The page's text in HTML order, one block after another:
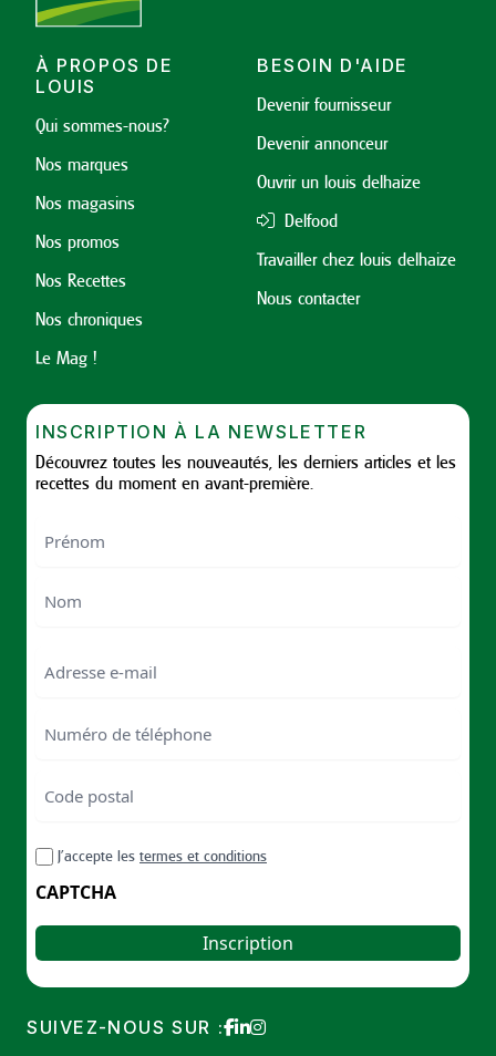
À PROPOS DE
LOUIS
Qui sommes-nous?
Nos marques
Nos magasins
Nos promos
Nos Recettes
Nos chroniques
Le Mag !
BESOIN D'AIDE
Devenir fournisseur
Devenir annonceur
Ouvrir un louis delhaize
Delfood
Travailler chez louis delhaize
Nous contacter
INSCRIPTION À LA NEWSLETTER
Découvrez toutes les nouveautés, les derniers articles et les
recettes du moment en avant-première.
de
postal
postal
RGPDJ’accepte les termes et conditions
CAPTCHA
SUIVEZ-NOUS SUR :